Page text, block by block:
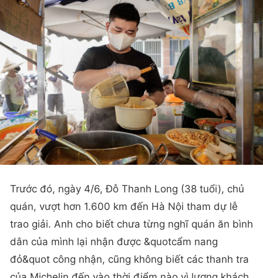
Trước đó, ngày 4/6, Đỗ Thanh Long (38 tuổi), chủ
quán, vượt hơn 1.600 km đến Hà Nội tham dự lễ
trao giải. Anh cho biết chưa từng nghĩ quán ăn bình
dân của mình lại nhận được &quotcẩm nang
đỏ&quot công nhận, cũng không biết các thanh tra